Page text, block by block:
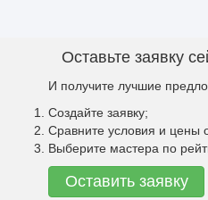
Оставьте заявку
И получите лучшие
Создайте заявку;
Сравните условия и цены
Выберите мастера по
Оставить заявку